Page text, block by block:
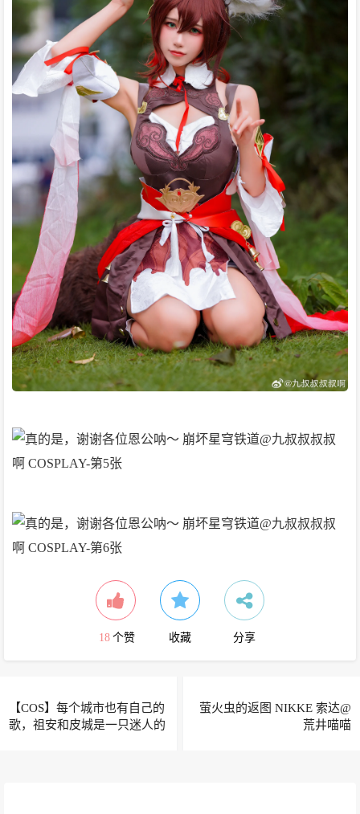
18 个赞 收藏 分享
【COS】每个城市也有自己的
歌，祖安和皮城是一只迷人的
萤火虫的返图 NIKKE 索达@
荒井喵喵